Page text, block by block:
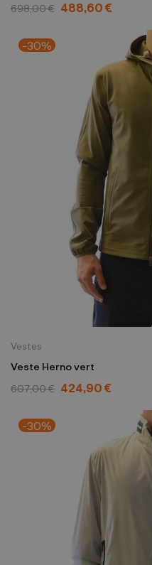
698,00 € 488,60 €
-30%
Vestes
Veste Herno vert
607,00 € 424,90 €
-30%